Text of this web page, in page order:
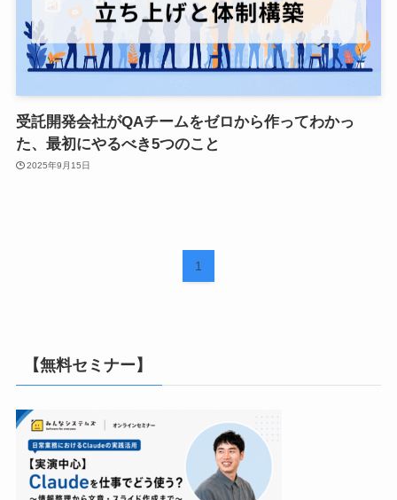
受託開発会社がQAチームをゼロから作ってわかっ
た、最初にやるべき5つのこと
2025年9月15日
1
【無料セミナー】